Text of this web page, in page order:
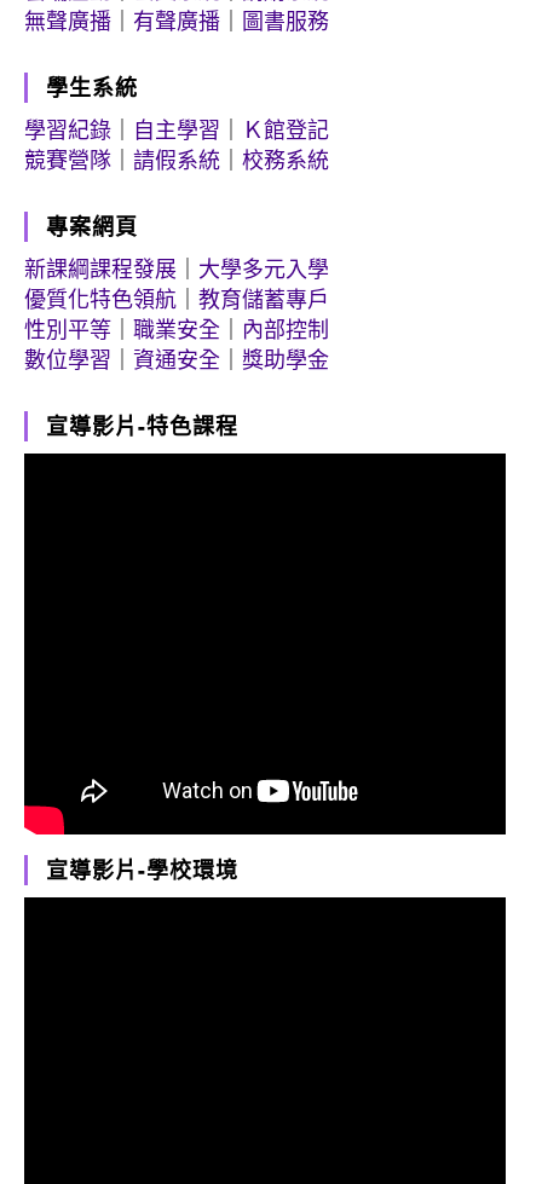
無聲廣播
有聲廣播 圖書服務
學生系統
學習紀錄
自主學習
Ｋ館登記
競賽營隊
請假系統 校務系統
專案網頁
新課綱課程發展
大學多元入學
優質化特色領航
教育儲蓄專戶
性別平等
職業安全
內部控制
數位學習
資通安全 獎助學金
宣導影片-特色課程
宣導影片-學校環境